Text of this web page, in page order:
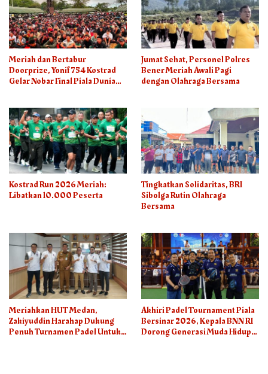
Meriah dan Bertabur
Doorprize, Yonif 754 Kostrad
Gelar Nobar Final Piala Dunia
Jumat Sehat, Personel Polres
Bener Meriah Awali Pagi
dengan Olahraga Bersama
Kostrad Run 2026 Meriah:
Libatkan 10.000 Peserta
Tingkatkan Solidaritas, BRI
Sibolga Rutin Olahraga
Bersama
Meriahkan HUT Medan,
Zakiyuddin Harahap Dukung
Penuh Turnamen Padel Untuk
Akhiri Padel Tournament Piala
Bersinar 2026, Kepala BNN RI
Dorong Generasi Muda Hidup